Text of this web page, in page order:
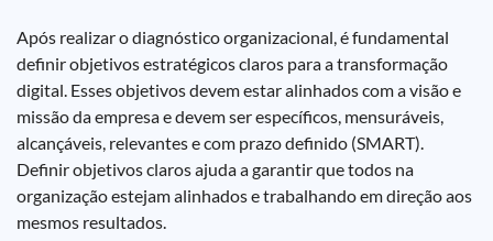
Após realizar o diagnóstico organizacional, é fundamental
definir objetivos estratégicos claros para a transformação
digital. Esses objetivos devem estar alinhados com a visão e
missão da empresa e devem ser específicos, mensuráveis,
alcançáveis, relevantes e com prazo definido (SMART).
Definir objetivos claros ajuda a garantir que todos na
organização estejam alinhados e trabalhando em direção aos
mesmos resultados.